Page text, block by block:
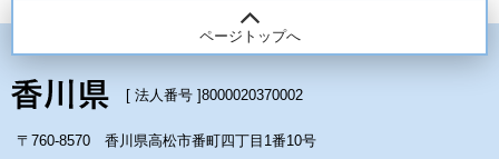
ページトップへ
[ 法人番号 ]8000020370002
〒760-8570 香川県高松市番町四丁目1番10号